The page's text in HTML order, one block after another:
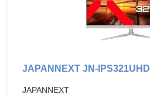
JAPANNEXT JN-IPS321UHD
JAPANNEXT